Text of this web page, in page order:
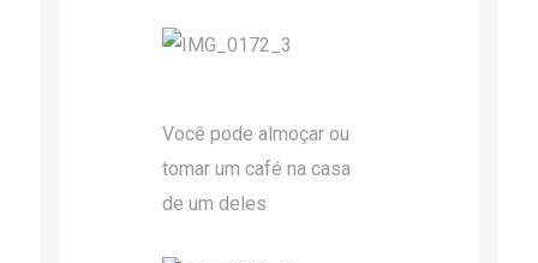
Você pode almoçar ou
tomar um café na casa
de um deles